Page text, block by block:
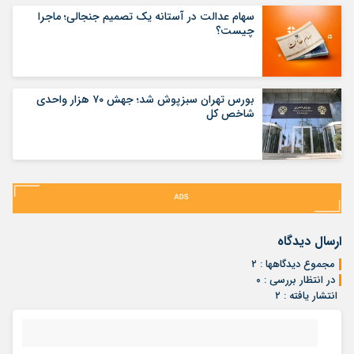
سهام عدالت در آستانه یک تصمیم جنجالی؛ ماجرا
چیست؟
بورس تهران سبزپوش شد؛ جهش ۷۰ هزار واحدی
شاخص کل
ارسال دیدگاه
مجموع دیدگاهها : ۲
در انتظار بررسی : ۰
انتشار یافته : ۲